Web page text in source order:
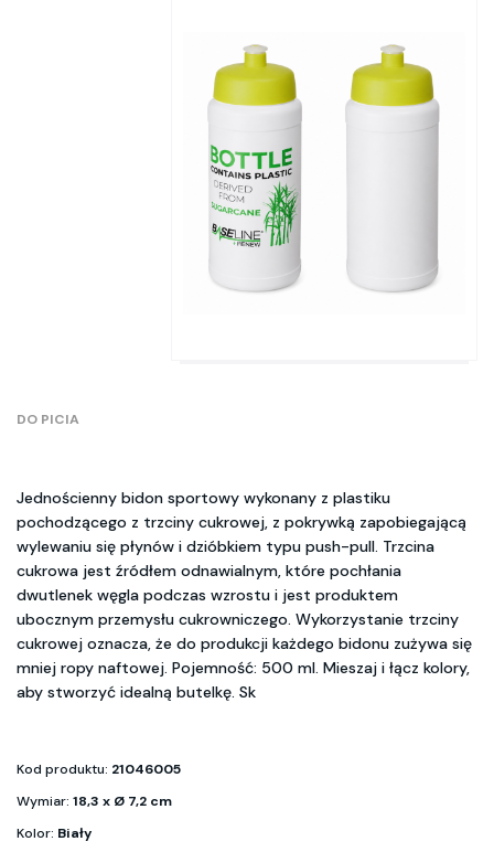
DO PICIA
Jednościenny bidon sportowy wykonany z plastiku
pochodzącego z trzciny cukrowej, z pokrywką zapobiegającą
wylewaniu się płynów i dzióbkiem typu push-pull. Trzcina
cukrowa jest źródłem odnawialnym, które pochłania
dwutlenek węgla podczas wzrostu i jest produktem
ubocznym przemysłu cukrowniczego. Wykorzystanie trzciny
cukrowej oznacza, że do produkcji każdego bidonu zużywa się
mniej ropy naftowej. Pojemność: 500 ml. Mieszaj i łącz kolory,
aby stworzyć idealną butelkę. Sk
Kod produktu: 21046005
Wymiar: 18,3 x Ø 7,2 cm
Kolor: Biały